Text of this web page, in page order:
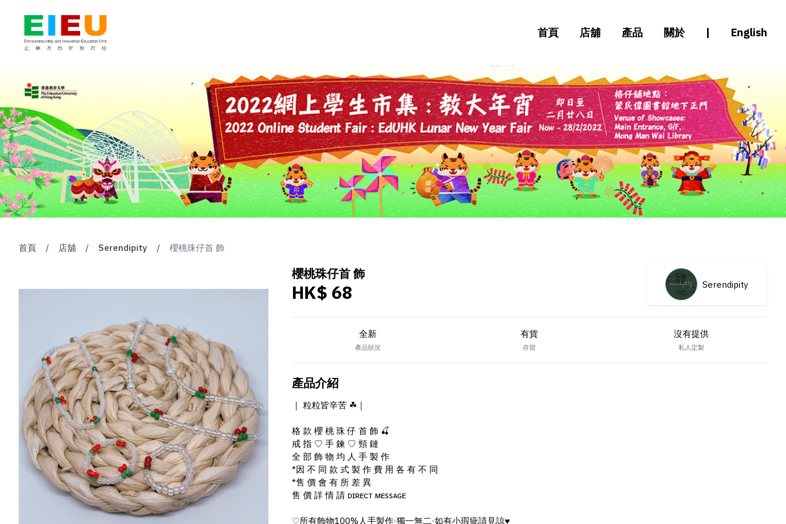
首頁 店舖 產品 關於 | English
首頁 / 店舖 / Serendipity / 櫻桃珠仔首 飾
櫻桃珠仔首 飾
HK$ 68 Serendipity
全新
產品狀況
有貨
存貨
沒有提供
私人定製
產品介紹
｜ 粒粒皆辛苦 ☘︎︎｜
格 款 櫻 桃 珠 仔 首 飾 🍒
戒 指 ♡︎ 手 鍊 ♡︎ 頸 鏈
全 部 飾 物 均 人 手 製 作
*因 不 同 款 式 製 作 費 用 各 有 不 同
*售 價 會 有 所 差 異
售 價 詳 情 請 ᴅɪʀᴇᴄᴛ ᴍᴇssᴀɢᴇ
♡︎所有飾物100%人手製作·獨一無二·如有小瑕疵請見諒♥︎